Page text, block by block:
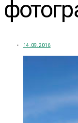
14.09.2016